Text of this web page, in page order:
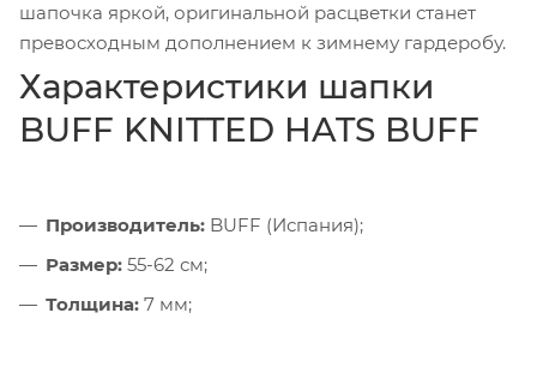
шапочка яркой, оригинальной расцветки станет
превосходным дополнением к зимнему гардеробу.
Характеристики шапки
BUFF KNITTED HATS BUFF
Производитель: BUFF (Испания);
Размер: 55-62 см;
Толщина: 7 мм;